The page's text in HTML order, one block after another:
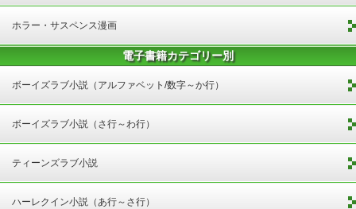
ホラー・サスペンス漫画
電子書籍カテゴリー別
ボーイズラブ小説（アルファベット/数字～か行）
ボーイズラブ小説（さ行～わ行）
ティーンズラブ小説
ハーレクイン小説（あ行～さ行）